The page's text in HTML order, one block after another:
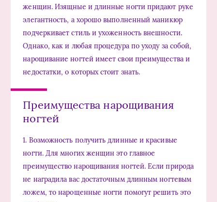
женщин. Изящные и длинные ногти придают руке
элегантность, а хорошо выполненный маникюр
подчеркивает стиль и ухоженность внешности.
Однако, как и любая процедура по уходу за собой,
нарощивание ногтей имеет свои преимущества и
недостатки, о которых стоит знать.
Преимущества нарощивания
ногтей
1. Возможность получить длинные и красивые
ногти. Для многих женщин это главное
преимущество нарощивания ногтей. Если природа
не наградила вас достаточным длинным ногтевым
ложем, то нарощенные ногти помогут решить это